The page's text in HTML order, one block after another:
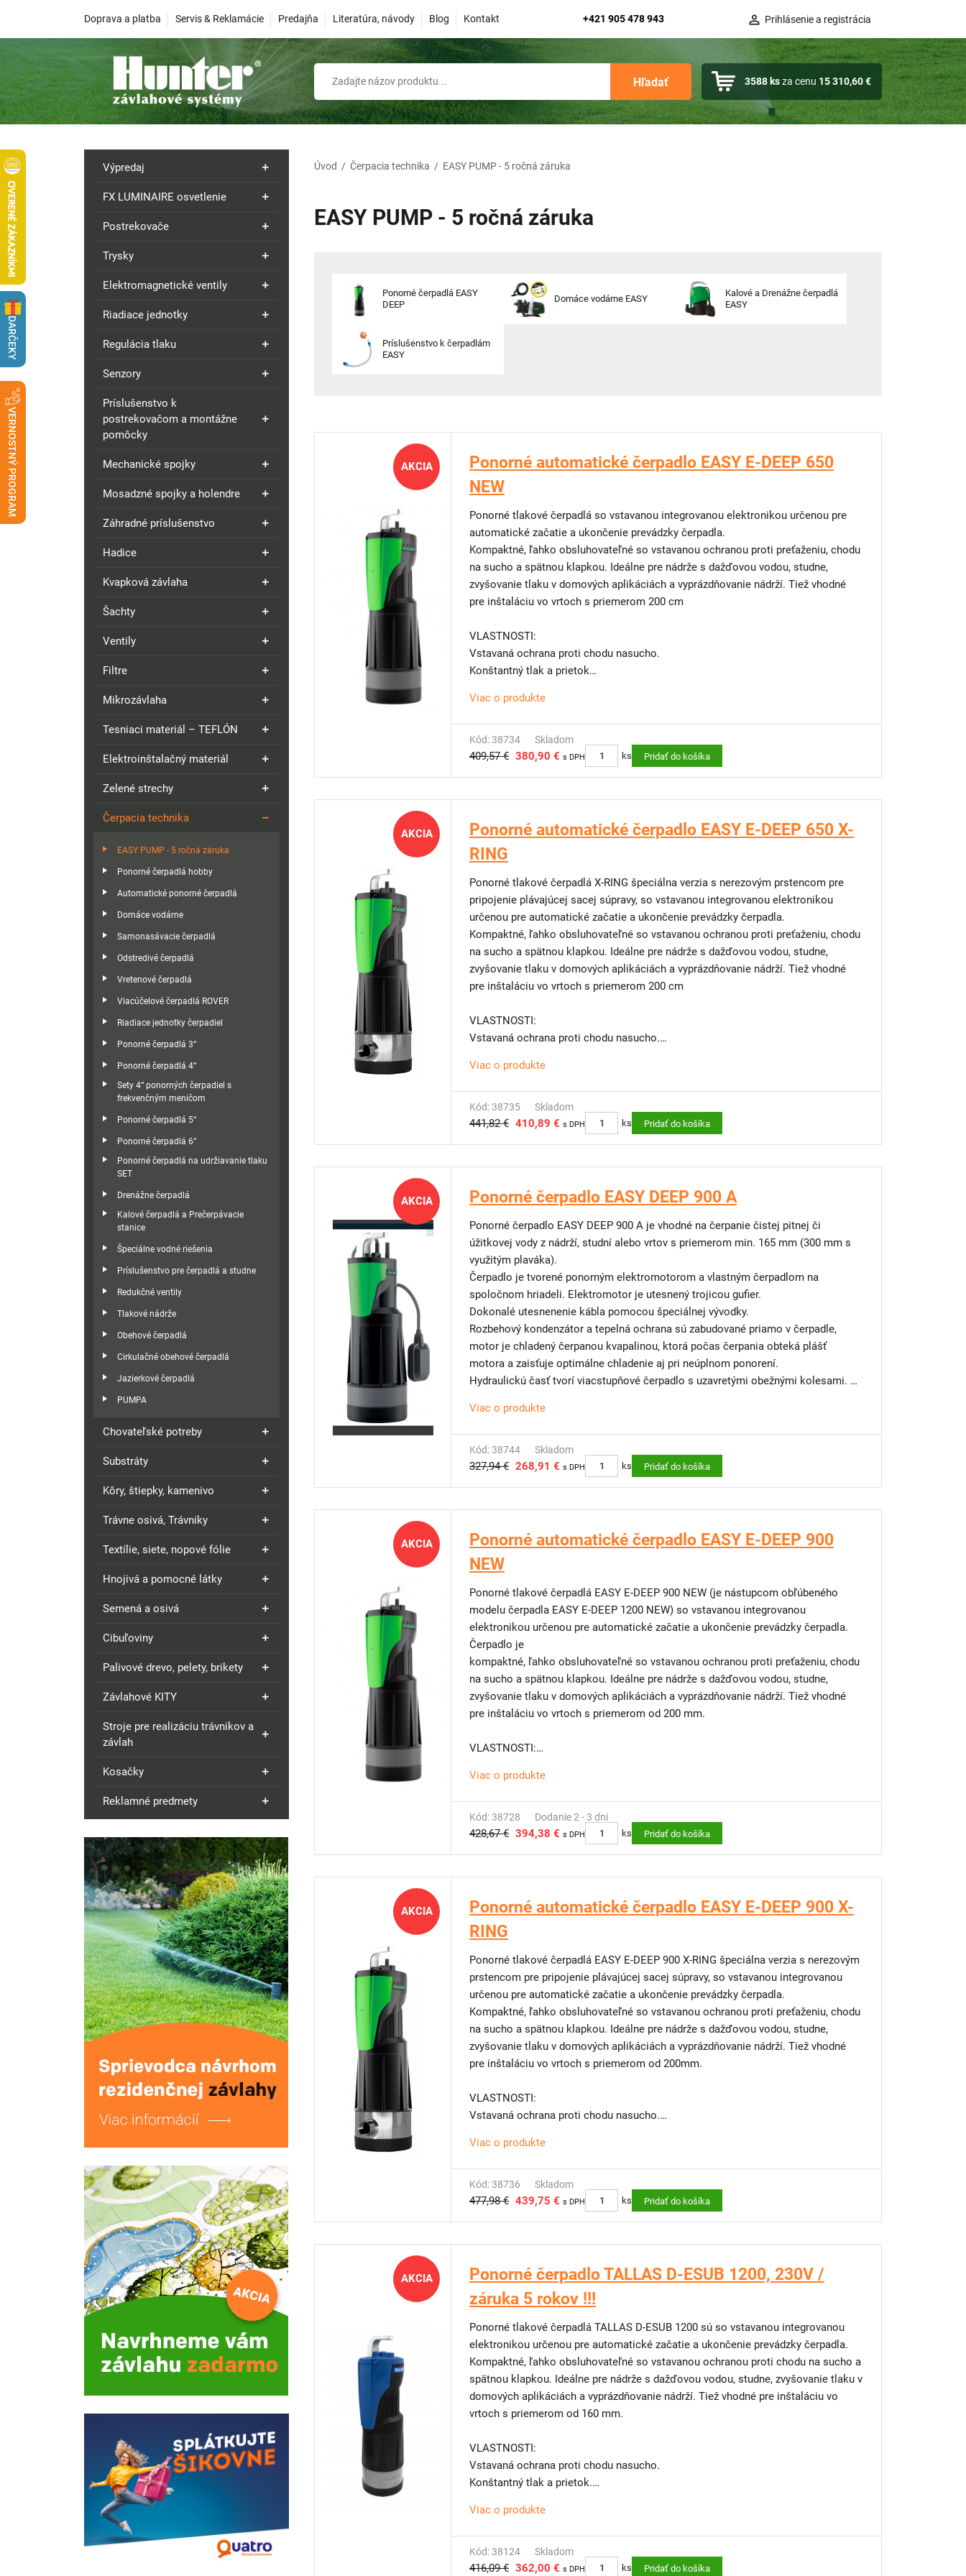
Doprava a platba Servis & Reklamácie Predajňa Literatúra, návody Blog Kontakt +421 905 478 943 Prihlásenie a registrácia
Hľadať 3588ksza cenu 15 310,60 €
Výpredaj
FX LUMINAIRE osvetlenie
Postrekovače
Trysky
Elektromagnetické ventily
Riadiace jednotky
Regulácia tlaku
Senzory
Príslušenstvo k
postrekovačom a montážne
pomôcky
Mechanické spojky
Mosadzné spojky a holendre
Záhradné príslušenstvo
Hadice
Kvapková závlaha
Šachty
Ventily
Filtre
Mikrozávlaha
Tesniaci materiál – TEFLÓN
Elektroinštalačný materiál
Zelené strechy
Čerpacia technika
EASY PUMP - 5 ročná záruka
Ponorné čerpadlá hobby
Automatické ponorné čerpadlá
Domáce vodárne
Samonasávacie čerpadlá
Odstredivé čerpadlá
Vretenové čerpadlá
Viacúčelové čerpadlá ROVER
Riadiace jednotky čerpadiel
Ponorné čerpadlá 3“
Ponorné čerpadlá 4“
Sety 4“ ponorných čerpadiel s
frekvenčným meničom
Ponorné čerpadlá 5“
Ponorné čerpadlá 6“
Ponorné čerpadlá na udržiavanie tlaku
SET
Drenážne čerpadlá
Kalové čerpadlá a Prečerpávacie
stanice
Špeciálne vodné riešenia
Príslušenstvo pre čerpadlá a studne
Redukčné ventily
Tlakové nádrže
Obehové čerpadlá
Cirkulačné obehové čerpadlá
Jazierkové čerpadlá
PUMPA
Chovateľské potreby
Substráty
Kôry, štiepky, kamenivo
Trávne osivá, Trávniky
Textílie, siete, nopové fólie
Hnojivá a pomocné látky
Semená a osivá
Cibuľoviny
Palivové drevo, pelety, brikety
Závlahové KITY
Stroje pre realizáciu trávnikov a
závlah
Kosačky
Reklamné predmety
Úvod / Čerpacia technika / EASY PUMP - 5 ročná záruka
EASY PUMP - 5 ročná záruka
Ponorné čerpadlá EASY
DEEP
Domáce vodárne EASY
Kalové a Drenážne čerpadlá
EASY
Príslušenstvo k čerpadlám
EASY
AKCIA
Ponorné automatické čerpadlo EASY E-DEEP 650
NEW
Ponorné tlakové čerpadlá so vstavanou integrovanou elektronikou určenou pre
automatické začatie a ukončenie prevádzky čerpadla.
Kompaktné, ľahko obsluhovateľné so vstavanou ochranou proti preťaženiu, chodu
na sucho a spätnou klapkou. Ideálne pre nádrže s dažďovou vodou, studne,
zvyšovanie tlaku v domových aplikáciách a vyprázdňovanie nádrží. Tiež vhodné
pre inštaláciu vo vrtoch s priemerom 200 cm
VLASTNOSTI:
Vstavaná ochrana proti chodu nasucho.
Konštantný tlak a prietok
aj vrty od priemeru 200mm
Snímač prietoku a snímač vody (zabráni chodu nasucho či samočinnému spínaniu
pri zanesení spätnej klapky.
Jednoduchá inštalácia a používanie
Vysoká prevádzková spoľahlivosť
Dodávka vrátane prívodného kábla 15m a zvesného lanka 15m
Jemné nerezové sito zabraňujúce nasatiu väčších nečistôt.
Pre ľahšiu manipuláciu je novo vybavené praktickým držadlom.
Viac o produkte
Kód: 38734 Skladom
409,57 € 380,90 € s DPH ks Pridať do košíka
AKCIA
Ponorné automatické čerpadlo EASY E-DEEP 650 X-
RING
Ponorné tlakové čerpadlá X-RING špeciálna verzia s nerezovým prstencom pre
pripojenie plávajúcej sacej súpravy, so vstavanou integrovanou elektronikou
určenou pre automatické začatie a ukončenie prevádzky čerpadla.
Kompaktné, ľahko obsluhovateľné so vstavanou ochranou proti preťaženiu, chodu
na sucho a spätnou klapkou. Ideálne pre nádrže s dažďovou vodou, studne,
zvyšovanie tlaku v domových aplikáciách a vyprázdňovanie nádrží. Tiež vhodné
pre inštaláciu vo vrtoch s priemerom 200 cm
VLASTNOSTI:
Vstavaná ochrana proti chodu nasucho.
Mimoriadne vhodné najmä pre nádrže na dažďovú vodu alebo pre kopané studne
aj vrty od priemeru 200mm
Snímač prietoku a snímač vody (zabráni chodu nasucho či samočinnému spínaniu
pri zanesení spätnej klapky
Jednoduchá inštalácia a používanie
S možnosťou automatického resetu
Dodávka vrátane prívodného kábla 15m a zvesného lanka 15m
Jemné nerezové sito zabraňujúce nasatiu väčších nečistôt.
Pre ľahšiu manipuláciu je novo vybavené praktickým držadlom.
Viac o produkte
Kód: 38735 Skladom
441,82 € 410,89 € s DPH ks Pridať do košíka
AKCIA Ponorné čerpadlo EASY DEEP 900 A
Ponorné čerpadlo EASY DEEP 900 A je vhodné na čerpanie čistej pitnej či
úžitkovej vody z nádrží, studní alebo vrtov s priemerom min. 165 mm (300 mm s
využitým plaváka).
Čerpadlo je tvorené ponorným elektromotorom a vlastným čerpadlom na
spoločnom hriadeli. Elektromotor je utesnený trojicou gufier.
Dokonalé utesnenenie kábla pomocou špeciálnej vývodky.
Rozbehový kondenzátor a tepelná ochrana sú zabudované priamo v čerpadle,
motor je chladený čerpanou kvapalinou, ktorá počas čerpania obteká plášť
motora a zaisťuje optimálne chladenie aj pri neúplnom ponorení.
Hydraulickú časť tvorí viacstupňové čerpadlo s uzavretými obežnými kolesami.
Polohu plaváka je možné nastaviť pomocou plavákového úchytu.
Kombinované výtlačné hrdlo pre hadicu 1" alebo 3/4" so spätnou klapkou. Po
demontáži je možné využiť kovový vnútorný 1" závit.
Závesné lanko 15m.
Dodanie vrátane spätnej klapky a univerzálnej hadicovej prípojky.
Viac o produkte
Kód: 38744 Skladom
327,94 € 268,91 € s DPH ks Pridať do košíka
AKCIA
Ponorné automatické čerpadlo EASY E-DEEP 900
NEW
Ponorné tlakové čerpadlá EASY E-DEEP 900 NEW (je nástupcom obľúbeného
modelu čerpadla EASY E-DEEP 1200 NEW) so vstavanou integrovanou
elektronikou určenou pre automatické začatie a ukončenie prevádzky čerpadla.
Čerpadlo je
kompaktné, ľahko obsluhovateľné so vstavanou ochranou proti preťaženiu, chodu
na sucho a spätnou klapkou. Ideálne pre nádrže s dažďovou vodou, studne,
zvyšovanie tlaku v domových aplikáciách a vyprázdňovanie nádrží. Tiež vhodné
pre inštaláciu vo vrtoch s priemerom od 200 mm.
VLASTNOSTI:
Konštantný tlak a prietok
Mimoriadne vhodné najmä pre nádrže na dažďovú vodu alebo pre kopané studne
aj vrty od priemeru 200 mm
Snímač prietoku a snímač vody (zabráni chodu nasucho či samočinnému spínaniu
pri zanesení spätnej klapky)
Zabudovaná spätná klapka
Dodávka vrátane prívodného kábla 15m a zvesného lanka 15m
Jemné nerezové sito zabraňujúce nasatiu väčších nečistôt
Pre ľahšiu manipuláciu je novo vybavené praktickým držadlom.
Viac o produkte
Kód: 38728 Dodanie 2 - 3 dni
428,67 € 394,38 € s DPH ks Pridať do košíka
AKCIA
Ponorné automatické čerpadlo EASY E-DEEP 900 X-
RING
Ponorné tlakové čerpadlá EASY E-DEEP 900 X-RING špeciálna verzia s nerezovým
prstencom pre pripojenie plávajúcej sacej súpravy, so vstavanou integrovanou
určenou pre automatické začatie a ukončenie prevádzky čerpadla.
Kompaktné, ľahko obsluhovateľné so vstavanou ochranou proti preťaženiu, chodu
na sucho a spätnou klapkou. Ideálne pre nádrže s dažďovou vodou, studne,
zvyšovanie tlaku v domových aplikáciách a vyprázdňovanie nádrží. Tiež vhodné
pre inštaláciu vo vrtoch s priemerom od 200mm.
VLASTNOSTI:
Vstavaná ochrana proti chodu nasucho.
Mimoriadne vhodné najmä pre nádrže na dažďovú vodu alebo pre kopané studne
aj vrty od priemeru 200mm
Snímač prietoku a snímač vody (zabráni chodu nasucho či samočinnému spínaniu
pri zanesení spätnej klapky
Jednoduchá inštalácia a používanie
S možnosťou automatického resetu
Dodávka vrátane prívodného kábla 15m a zvesného lanka 15m
Jemné nerezové sito zabraňujúce nasatiu väčších nečistôt.
Pre ľahšiu manipuláciu je novo vybavené praktickým držadlom.
Viac o produkte
Kód: 38736 Skladom
477,98 € 439,75 € s DPH ks Pridať do košíka
AKCIA
Ponorné čerpadlo TALLAS D-ESUB 1200, 230V /
záruka 5 rokov !!!
Ponorné tlakové čerpadlá TALLAS D-ESUB 1200 sú so vstavanou integrovanou
elektronikou určenou pre automatické začatie a ukončenie prevádzky čerpadla.
Kompaktné, ľahko obsluhovateľné so vstavanou ochranou proti chodu na sucho a
spätnou klapkou. Ideálne pre nádrže s dažďovou vodou, studne, zvyšovanie tlaku v
domových aplikáciách a vyprázdňovanie nádrží. Tiež vhodné pre inštaláciu vo
vrtoch s priemerom od 160 mm.
VLASTNOSTI:
Vstavaná ochrana proti chodu nasucho.
Konštantný tlak a prietok.
aj vrty od priemeru 160mm.
Snímač prietoku a snímač vody (zabráni chodu nasucho či samočinnému spínaniu
pri zanesení spätnej klapky.
Jednoduchá inštalácia a používanie.
Viac o produkte
Kód: 38124 Skladom
416,09 € 362,00 € s DPH ks Pridať do košíka
DARČEKY
VERNOSTNÝ PROGRAM